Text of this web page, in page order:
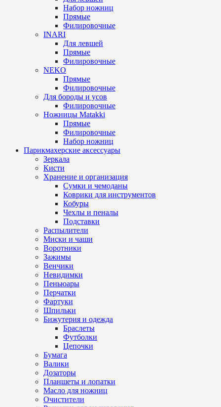
Набор ножниц
Прямые
Филировочные
INARI
Для левшей
Прямые
Филировочные
NEKO
Прямые
Филировочные
Для бороды и усов
Филировочные
Ножницы Matakki
Прямые
Филировочные
Набор ножниц
Парикмахерские аксессуары
Зеркала
Кисти
Хранение и организация
Сумки и чемоданы
Коврики для инструментов
Кобуры
Чехлы и пеналы
Подставки
Распылители
Миски и чаши
Воротники
Зажимы
Венчики
Невидимки
Пеньюары
Перчатки
Фартуки
Шпильки
Бижутерия и одежда
Браслеты
Футболки
Цепочки
Бумага
Валики
Дозаторы
Планшеты и лопатки
Масло для ножниц
Очистители